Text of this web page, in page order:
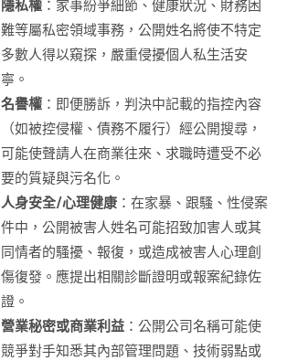
隱私權 ：家事紛爭細節、健康狀況、財務困
難等屬私密領域事務，公開姓名將使不特定
多數人得以窺探，嚴重侵擾個人私生活安
寧。
名譽權 ：即便勝訴，判決中記載的指控內容
（如被控侵權、債務不履行）經公開搜尋，
可能使聲請人在商業往來、求職時遭受不必
要的質疑與污名化。
人身安全/心理健康 ：在家暴、跟騷、性侵案
件中，公開被害人姓名可能招致加害人或其
同情者的騷擾、報復，或造成被害人心理創
傷復發。應提出相關診斷證明或報案紀錄佐
證。
營業秘密或商業利益 ：公開公司名稱可能使
競爭對手知悉其內部管理問題、技術弱點或